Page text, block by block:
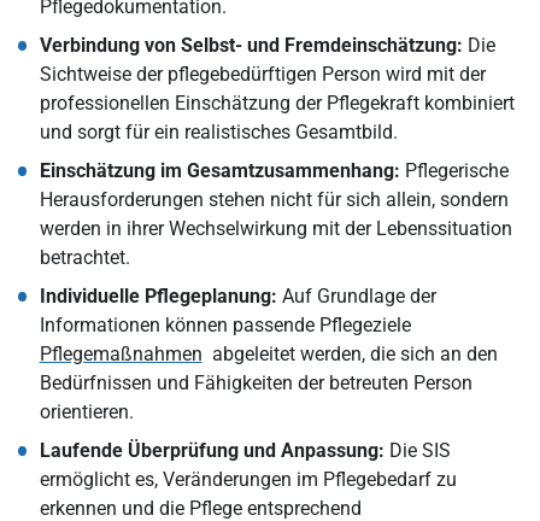
Pflegedokumentation.
Verbindung von Selbst- und Fremdeinschätzung: Die
Sichtweise der pflegebedürftigen Person wird mit der
professionellen Einschätzung der Pflegekraft kombiniert
und sorgt für ein realistisches Gesamtbild.
Einschätzung im Gesamtzusammenhang: Pflegerische
Herausforderungen stehen nicht für sich allein, sondern
werden in ihrer Wechselwirkung mit der Lebenssituation
betrachtet.
Individuelle Pflegeplanung: Auf Grundlage der
Informationen können passende Pflegeziele
Pflegemaßnahmen abgeleitet werden, die sich an den
Bedürfnissen und Fähigkeiten der betreuten Person
orientieren.
Laufende Überprüfung und Anpassung: Die SIS
ermöglicht es, Veränderungen im Pflegebedarf zu
erkennen und die Pflege entsprechend